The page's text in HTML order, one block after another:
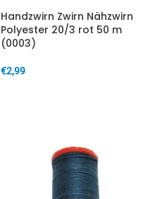
Handzwirn Zwirn Nähzwirn
Polyester 20/3 rot 50 m
(0003)
€2,99